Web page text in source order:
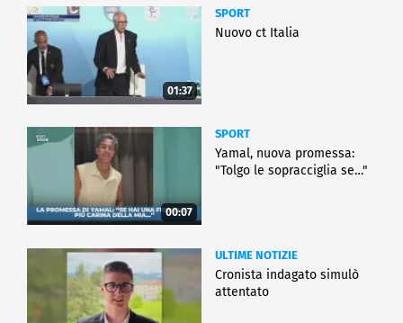
01:37
SPORT
Nuovo ct Italia
00:07
SPORT
Yamal, nuova promessa:
"Tolgo le sopracciglia se…"
ULTIME NOTIZIE
Cronista indagato simulò
attentato